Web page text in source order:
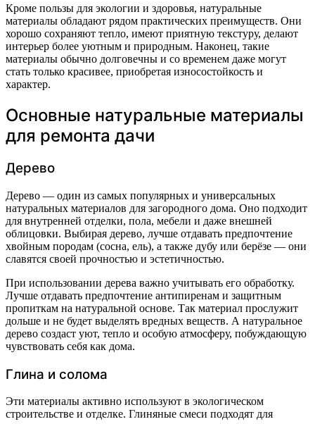
Кроме пользы для экологии и здоровья, натуральные
материалы обладают рядом практических преимуществ. Они
хорошо сохраняют тепло, имеют приятную текстуру, делают
интерьер более уютным и природным. Наконец, такие
материалы обычно долговечны и со временем даже могут
стать только красивее, приобретая износостойкость и
характер.
Основные натуральные материалы
для ремонта дачи
Дерево
Дерево — один из самых популярных и универсальных
натуральных материалов для загородного дома. Оно подходит
для внутренней отделки, пола, мебели и даже внешней
облицовки. Выбирая дерево, лучше отдавать предпочтение
хвойным породам (сосна, ель), а также дубу или берёзе — они
славятся своей прочностью и эстетичностью.
При использовании дерева важно учитывать его обработку.
Лучше отдавать предпочтение антипиренам и защитным
пропиткам на натуральной основе. Так материал прослужит
дольше и не будет выделять вредных веществ. А натуральное
дерево создаст уют, тепло и особую атмосферу, побуждающую
чувствовать себя как дома.
Глина и солома
Эти материалы активно используют в экологическом
строительстве и отделке. Глиняные смеси подходят для